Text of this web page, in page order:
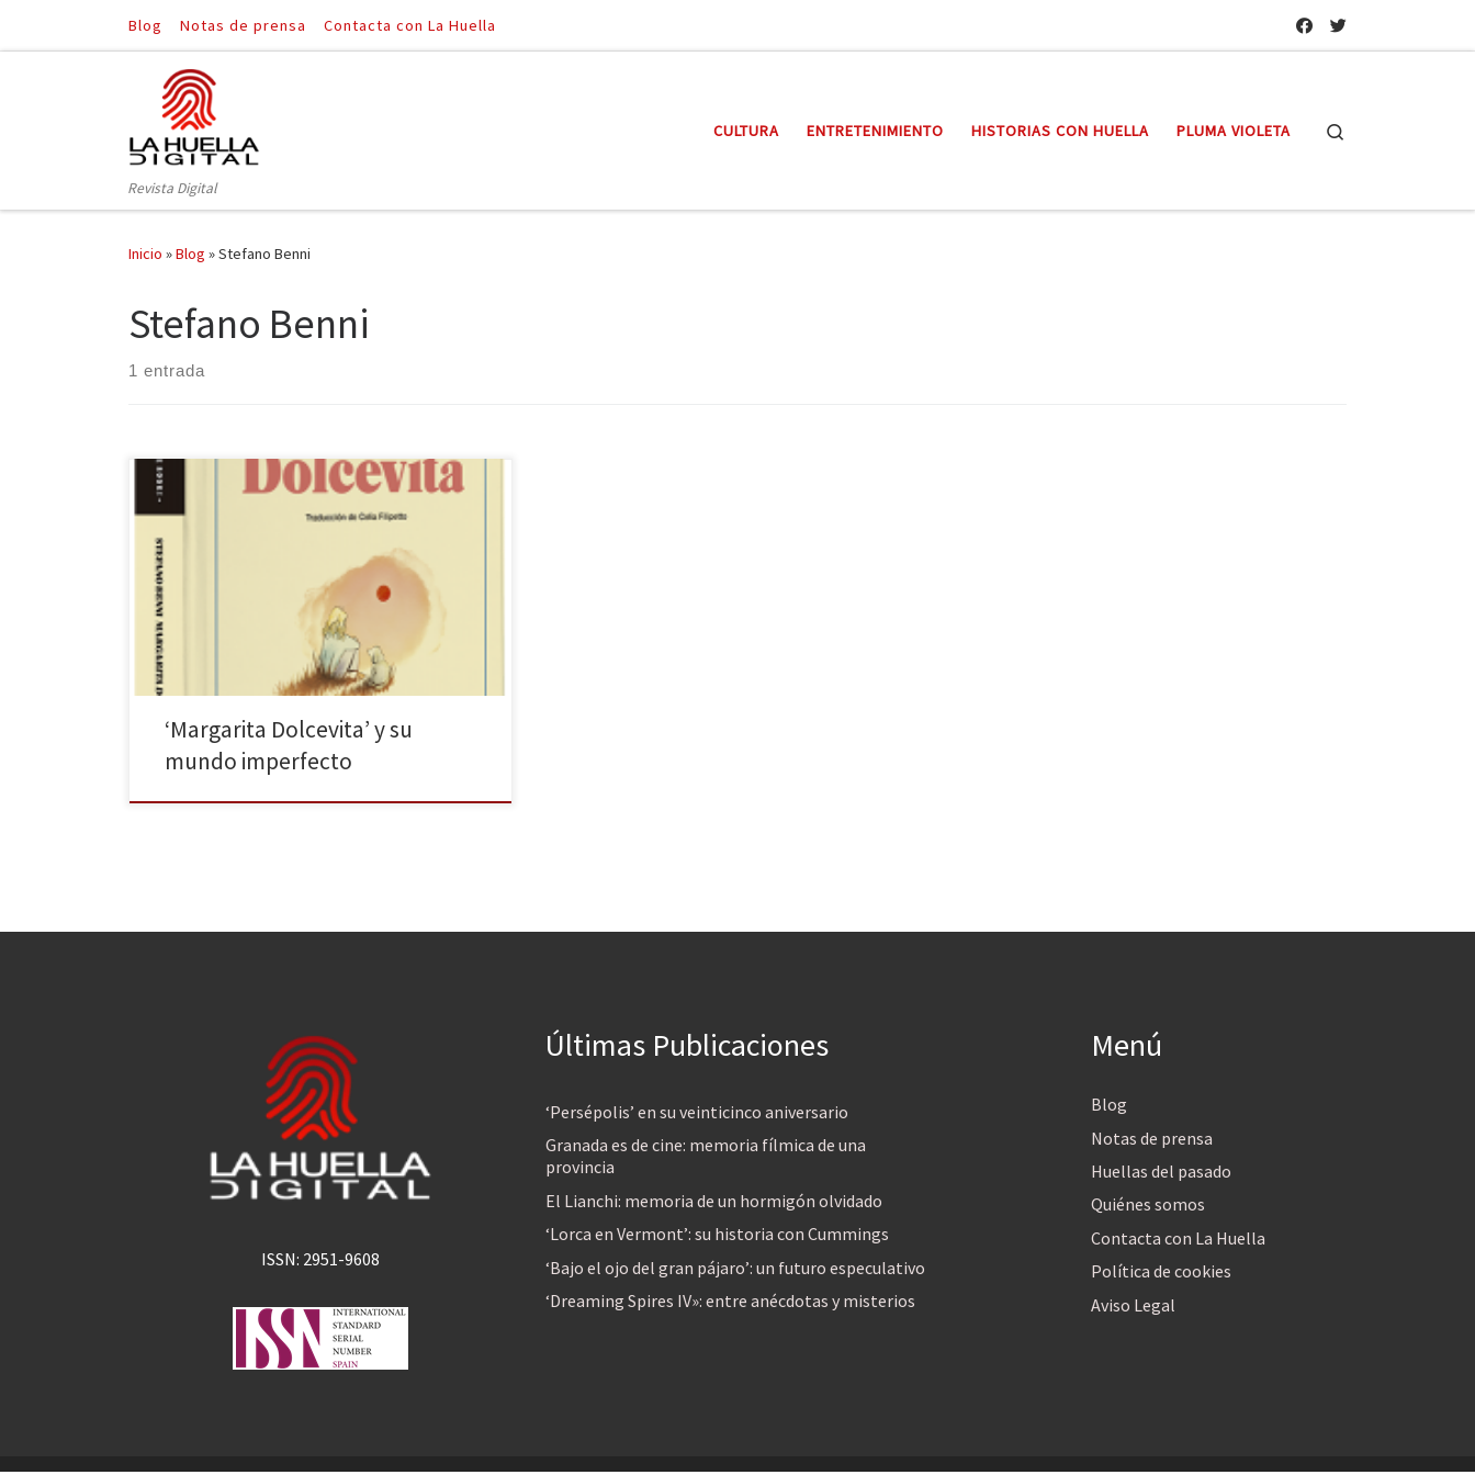
Saltar al contenido
Blog Notas de prensa Contacta con La Huella
Revista Digital
CULTURA ENTRETENIMIENTO HISTORIAS CON HUELLA PLUMA VIOLETA
Inicio »Blog »Stefano Benni
Stefano Benni
1 entrada
Margarita Dolcevita llega a España con el respaldo de
más de cuatrocientas mil copias vendidas en Italia.
Blackie Books será la editorial encargada de traernos
esta novela de Stefano Benni. Esta obra retrata a una
familia italiana —con sus cualidades, sus defectos, sus
gustos y sus manías— que vivirá en carne […]
‘Margarita Dolcevita’ y su
mundo imperfecto
ISSN: 2951-9608
Últimas Publicaciones
‘Persépolis’ en su veinticinco aniversario
Granada es de cine: memoria fílmica de una
provincia
El Lianchi: memoria de un hormigón olvidado
‘Lorca en Vermont’: su historia con Cummings
‘Bajo el ojo del gran pájaro’: un futuro especulativo
‘Dreaming Spires IV»: entre anécdotas y misterios
Menú
Blog
Notas de prensa
Huellas del pasado
Quiénes somos
Contacta con La Huella
Política de cookies
Aviso Legal